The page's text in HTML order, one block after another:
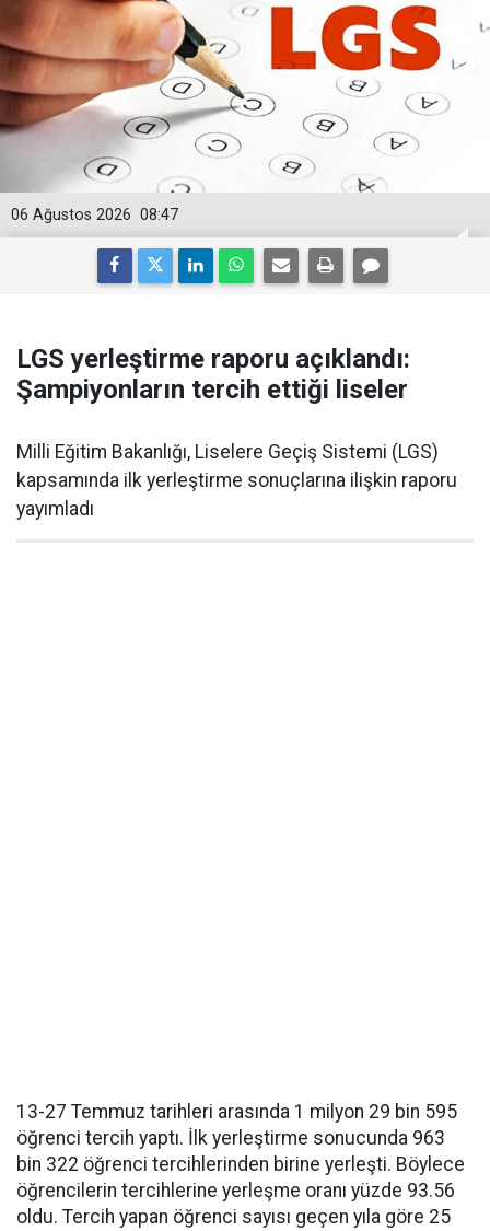
08:47
06 Ağustos 2026
LGS yerleştirme raporu açıklandı:
Şampiyonların tercih ettiği liseler
Milli Eğitim Bakanlığı, Liselere Geçiş Sistemi (LGS)
kapsamında ilk yerleştirme sonuçlarına ilişkin raporu
yayımladı
13-27 Temmuz tarihleri arasında 1 milyon 29 bin 595
öğrenci tercih yaptı. İlk yerleştirme sonucunda 963
bin 322 öğrenci tercihlerinden birine yerleşti. Böylece
öğrencilerin tercihlerine yerleşme oranı yüzde 93.56
oldu. Tercih yapan öğrenci sayısı geçen yıla göre 25